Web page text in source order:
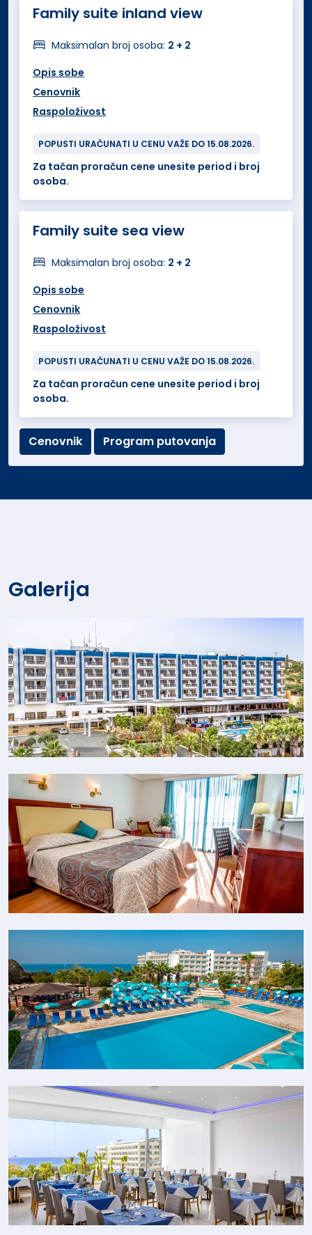
Family suite inland view
Maksimalan broj osoba: 2 + 2
Opis sobe
Cenovnik
Raspoloživost
POPUSTI URAČUNATI U CENU VAŽE DO 15.08.2026.
Za tačan proračun cene unesite period i broj
osoba.
Family suite sea view
Maksimalan broj osoba: 2 + 2
Opis sobe
Cenovnik
Raspoloživost
POPUSTI URAČUNATI U CENU VAŽE DO 15.08.2026.
Za tačan proračun cene unesite period i broj
osoba.
Cenovnik Program putovanja
Galerija